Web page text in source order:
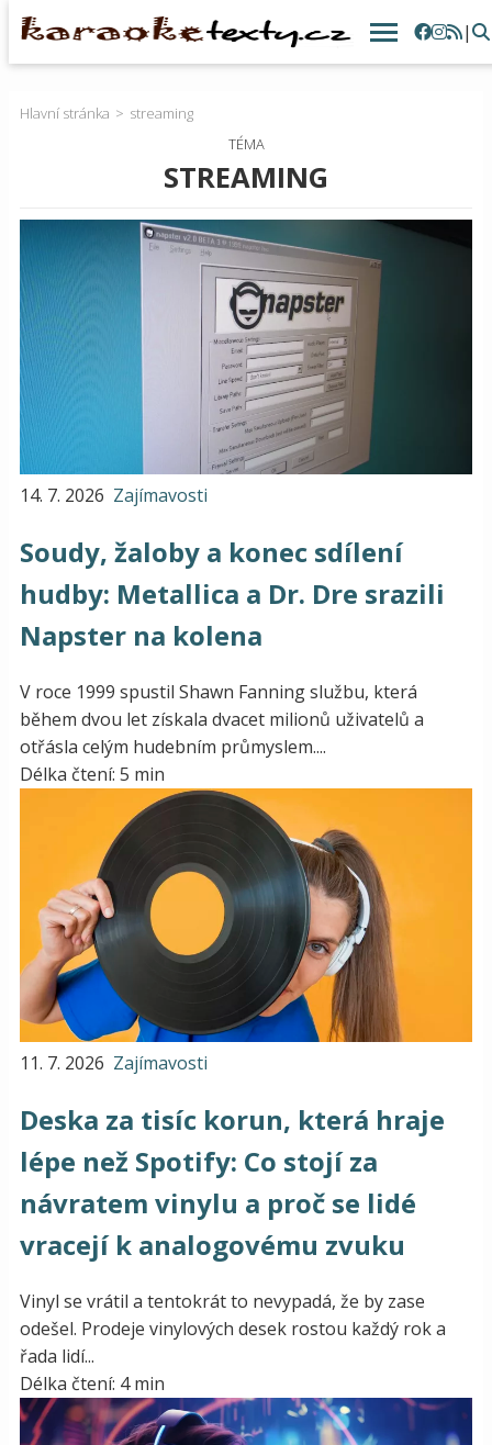
|
Hlavní stránka
streaming
TÉMA
STREAMING
14. 7. 2026 Zajímavosti
Soudy, žaloby a konec sdílení
hudby: Metallica a Dr. Dre srazili
Napster na kolena
V roce 1999 spustil Shawn Fanning službu, která
během dvou let získala dvacet milionů uživatelů a
otřásla celým hudebním průmyslem....
Délka čtení: 5 min
11. 7. 2026 Zajímavosti
Deska za tisíc korun, která hraje
lépe než Spotify: Co stojí za
návratem vinylu a proč se lidé
vracejí k analogovému zvuku
Vinyl se vrátil a tentokrát to nevypadá, že by zase
odešel. Prodeje vinylových desek rostou každý rok a
řada lidí...
Délka čtení: 4 min